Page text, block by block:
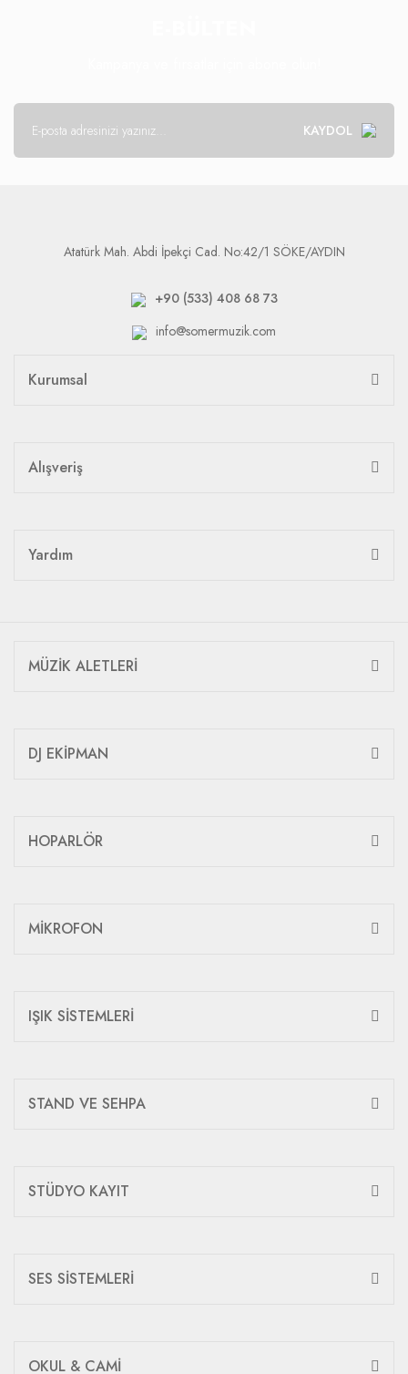
KAYDOL
Atatürk Mah. Abdi İpekçi Cad. No:42/1 SÖKE/AYDIN
+90 (533) 408 68 73
info@somermuzik.com
Kurumsal
Alışveriş
Yardım
MÜZİK ALETLERİ
DJ EKİPMAN
HOPARLÖR
MİKROFON
IŞIK SİSTEMLERİ
STAND VE SEHPA
STÜDYO KAYIT
SES SİSTEMLERİ
OKUL & CAMİ